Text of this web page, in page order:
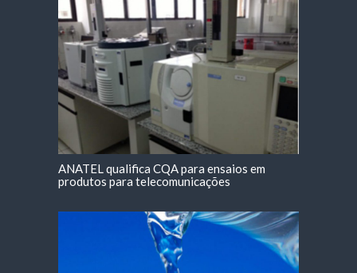
ANATEL qualifica CQA para ensaios em
produtos para telecomunicações